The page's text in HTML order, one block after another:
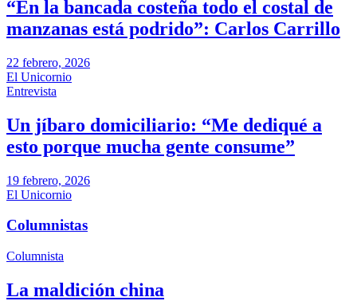
“En la bancada costeña todo el costal de
manzanas está podrido”: Carlos Carrillo
22 febrero, 2026
El Unicornio
Entrevista
Un jíbaro domiciliario: “Me dediqué a
esto porque mucha gente consume”
19 febrero, 2026
El Unicornio
Columnistas
Columnista
La maldición china